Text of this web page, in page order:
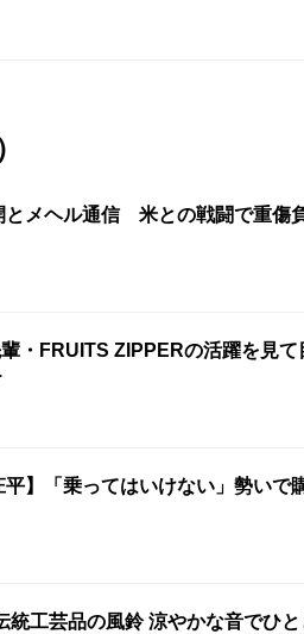
とメヘル通信 米との戦闘で重傷
・FRUITS ZIPPERの活躍を見て
平】「乗ってはいけない」勢いで
統工芸品の風鈴 涼やかな音でひ